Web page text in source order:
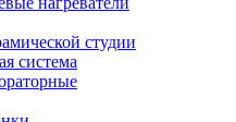
студии
система